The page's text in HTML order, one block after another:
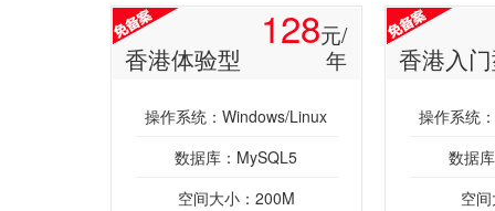
香港体验型
128元/
年
操作系统：Windows/Linux
数据库：MySQL5
空间大小：200M
香港入
操作系统
数据
空